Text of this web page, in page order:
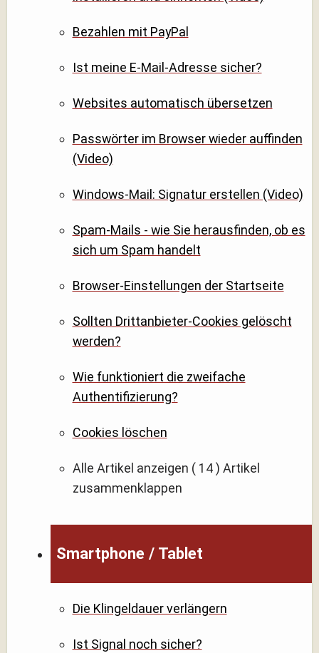
Bezahlen mit PayPal
Ist meine E-Mail-Adresse sicher?
Websites automatisch übersetzen
Passwörter im Browser wieder auffinden
(Video)
Windows-Mail: Signatur erstellen (Video)
Spam-Mails - wie Sie herausfinden, ob es
sich um Spam handelt
Browser-Einstellungen der Startseite
Sollten Drittanbieter-Cookies gelöscht
werden?
Wie funktioniert die zweifache
Authentifizierung?
Cookies löschen
Alle Artikel anzeigen ( 14 ) Artikel
zusammenklappen
Smartphone / Tablet
Die Klingeldauer verlängern
Ist Signal noch sicher?